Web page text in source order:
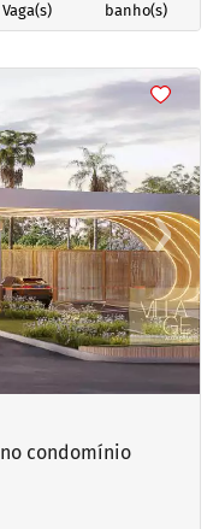
Vaga(s)
banho(s)
›Next
condomínio